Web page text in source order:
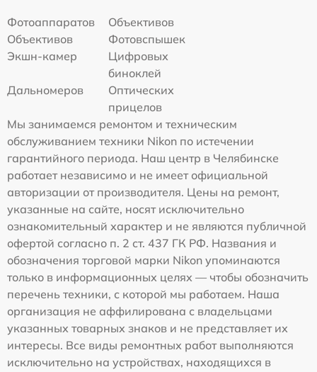
Фотоаппаратов
Объективов
Объективов
Фотовспышек
Экшн-камер
Цифровых
биноклей
Дальномеров
Оптических
прицелов
Мы занимаемся ремонтом и техническим
обслуживанием техники Nikon по истечении
гарантийного периода. Наш центр в Челябинске
работает независимо и не имеет официальной
авторизации от производителя. Цены на ремонт,
указанные на сайте, носят исключительно
ознакомительный характер и не являются публичной
офертой согласно п. 2 ст. 437 ГК РФ. Названия и
обозначения торговой марки Nikon упоминаются
только в информационных целях — чтобы обозначить
перечень техники, с которой мы работаем. Наша
организация не аффилирована с владельцами
указанных товарных знаков и не представляет их
интересы. Все виды ремонтных работ выполняются
исключительно на устройствах, находящихся в